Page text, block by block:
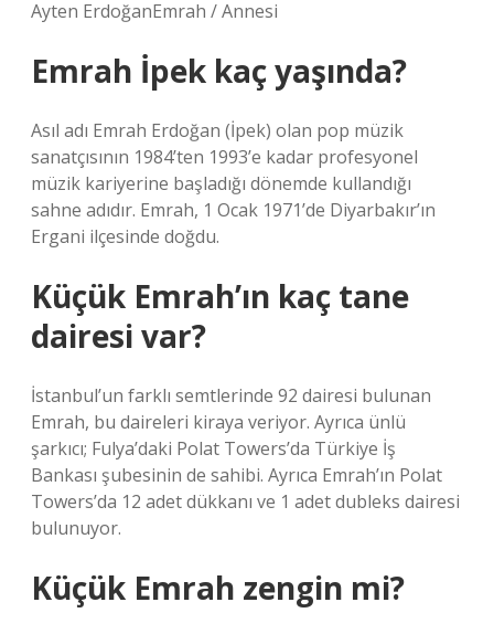
Ayten ErdoğanEmrah / Annesi
Emrah İpek kaç yaşında?
Asıl adı Emrah Erdoğan (İpek) olan pop müzik
sanatçısının 1984’ten 1993’e kadar profesyonel
müzik kariyerine başladığı dönemde kullandığı
sahne adıdır. Emrah, 1 Ocak 1971’de Diyarbakır’ın
Ergani ilçesinde doğdu.
Küçük Emrah’ın kaç tane
dairesi var?
İstanbul’un farklı semtlerinde 92 dairesi bulunan
Emrah, bu daireleri kiraya veriyor. Ayrıca ünlü
şarkıcı; Fulya’daki Polat Towers’da Türkiye İş
Bankası şubesinin de sahibi. Ayrıca Emrah’ın Polat
Towers’da 12 adet dükkanı ve 1 adet dubleks dairesi
bulunuyor.
Küçük Emrah zengin mi?